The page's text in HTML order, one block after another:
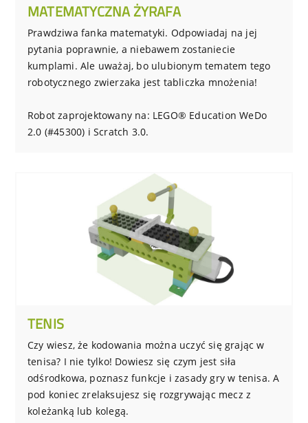
MATEMATYCZNA ŻYRAFA
Prawdziwa fanka matematyki. Odpowiadaj na jej
pytania poprawnie, a niebawem zostaniecie
kumplami. Ale uważaj, bo ulubionym tematem tego
robotycznego zwierzaka jest tabliczka mnożenia!
Robot zaprojektowany na: LEGO® Education WeDo
2.0 (#45300) i Scratch 3.0.
TENIS
Czy wiesz, że kodowania można uczyć się grając w
tenisa? I nie tylko! Dowiesz się czym jest siła
odśrodkowa, poznasz funkcje i zasady gry w tenisa. A
pod koniec zrelaksujesz się rozgrywając mecz z
koleżanką lub kolegą.